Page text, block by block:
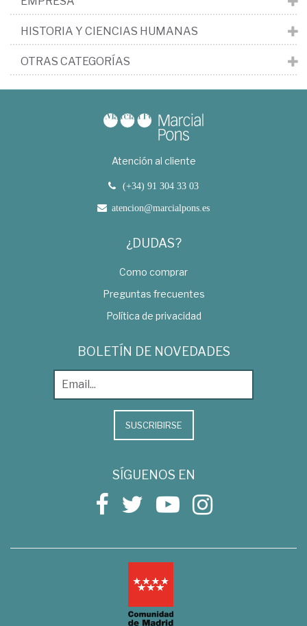
HISTORIA Y CIENCIAS HUMANAS
OTRAS CATEGORÍAS
Atención al cliente
(+34) 91 304 33 03
atencion@marcialpons.es
¿DUDAS?
Como comprar
Preguntas frecuentes
Política de privacidad
BOLETÍN DE NOVEDADES
SUSCRIBIRSE
SÍGUENOS EN